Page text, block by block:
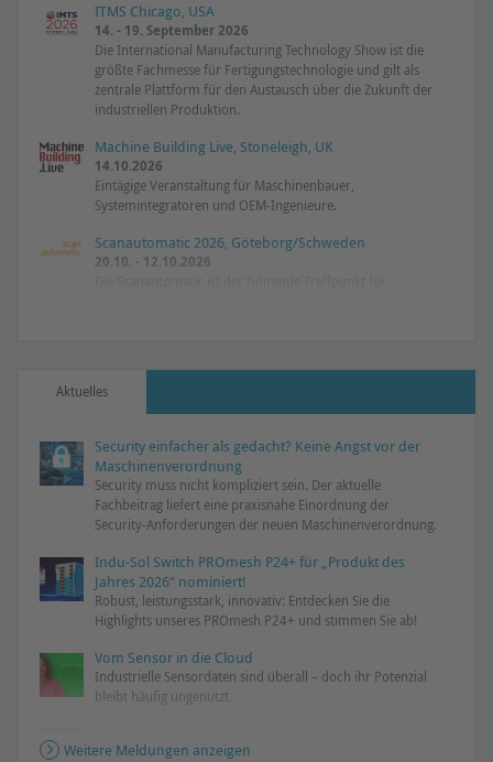
ITMS Chicago, USA
14. - 19. September 2026
Die International Manufacturing Technology Show ist die
größte Fachmesse für Fertigungstechnologie und gilt als
zentrale Plattform für den Austausch über die Zukunft der
industriellen Produktion.
Machine Building Live, Stoneleigh, UK
14.10.2026
Eintägige Veranstaltung für Maschinenbauer,
Systemintegratoren und OEM-Ingenieure.
Scanautomatic 2026, Göteborg/Schweden
20.10. - 12.10.2026
Aktuelles
Weitere Meldungen anzeigen
Security einfacher als gedacht? Keine Angst vor der
Maschinenverordnung
Security muss nicht kompliziert sein. Der aktuelle
Fachbeitrag liefert eine praxisnahe Einordnung der
Security-Anforderungen der neuen Maschinenverordnung.
Indu-Sol Switch PROmesh P24+ für „Produkt des
Jahres 2026“ nominiert!
Robust, leistungsstark, innovativ: Entdecken Sie die
Highlights unseres PROmesh P24+ und stimmen Sie ab!
Vom Sensor in die Cloud
Industrielle Sensordaten sind überall – doch ihr Potenzial
bleibt häufig ungenutzt.
Umwelt- und Maschinendaten digital erfassen und proaktiv